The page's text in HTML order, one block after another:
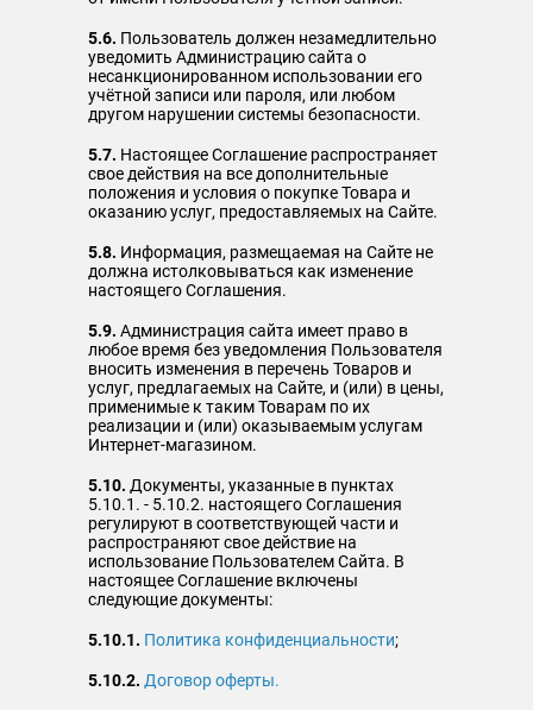
5.6. Пользователь должен незамедлительно
уведомить Администрацию сайта о
несанкционированном использовании его
учётной записи или пароля, или любом
другом нарушении системы безопасности.
5.7. Настоящее Соглашение распространяет
свое действия на все дополнительные
положения и условия о покупке Товара и
оказанию услуг, предоставляемых на Сайте.
5.8. Информация, размещаемая на Сайте не
должна истолковываться как изменение
настоящего Соглашения.
5.9. Администрация сайта имеет право в
любое время без уведомления Пользователя
вносить изменения в перечень Товаров и
услуг, предлагаемых на Сайте, и (или) в цены,
применимые к таким Товарам по их
реализации и (или) оказываемым услугам
Интернет-магазином.
5.10. Документы, указанные в пунктах
5.10.1. - 5.10.2. настоящего Соглашения
регулируют в соответствующей части и
распространяют свое действие на
использование Пользователем Сайта. В
настоящее Соглашение включены
следующие документы:
5.10.1. Политика конфиденциальности;
5.10.2. Договор оферты.